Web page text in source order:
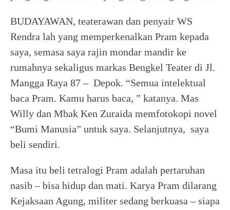
BUDAYAWAN, teaterawan dan penyair WS
Rendra lah yang memperkenalkan Pram kepada
saya, semasa saya rajin mondar mandir ke
rumahnya sekaligus markas Bengkel Teater di Jl.
Mangga Raya 87 – Depok. “Semua intelektual
baca Pram. Kamu harus baca, ” katanya. Mas
Willy dan Mbak Ken Zuraida memfotokopi novel
“Bumi Manusia” untuk saya. Selanjutnya, saya
beli sendiri.
Masa itu beli tetralogi Pram adalah pertaruhan
nasib – bisa hidup dan mati. Karya Pram dilarang
Kejaksaan Agung, militer sedang berkuasa – siapa